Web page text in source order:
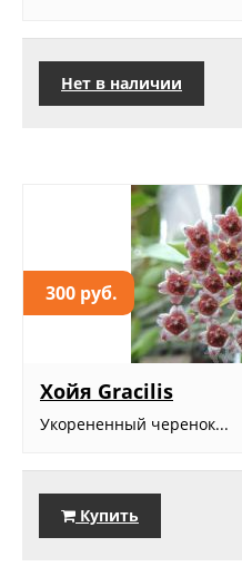
Нет в наличии
300 руб.
Хойя Gracilis
Укорененный черенок...
Купить